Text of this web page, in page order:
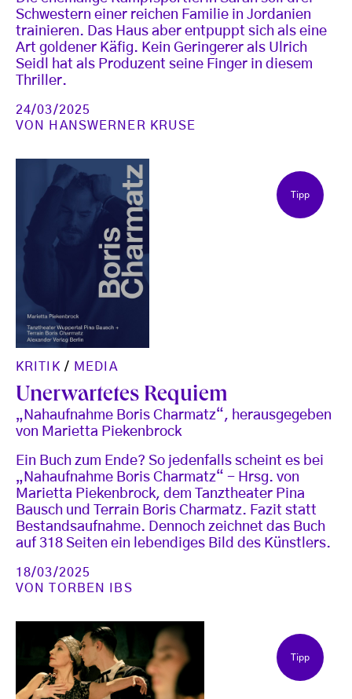
Schwestern einer reichen Familie in Jordanien
trainieren. Das Haus aber entpuppt sich als eine
Art goldener Käfig. Kein Geringerer als Ulrich
Seidl hat als Produzent seine Finger in diesem
Thriller.
24/03/2025
VON
HANSWERNER KRUSE
Tipp
KRITIK / MEDIA
Unerwartetes Requiem
„Nahaufnahme Boris Charmatz“, herausgegeben
von Marietta Piekenbrock
Ein Buch zum Ende? So jedenfalls scheint es bei
„Nahaufnahme Boris Charmatz“ - Hrsg. von
Marietta Piekenbrock, dem Tanztheater Pina
Bausch und Terrain Boris Charmatz. Fazit statt
Bestandsaufnahme. Dennoch zeichnet das Buch
auf 318 Seiten ein lebendiges Bild des Künstlers.
18/03/2025
VONTORBEN IBS
Tipp